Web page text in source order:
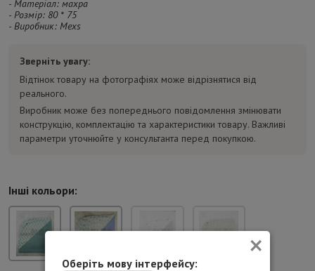
- Матеріал: махра
- Розмір: 80 * 75
- Виробник: Mexs
Зверніть увагу:
Відтінок товару на фотографіях може відрізнятися від
реального.
Виробник може без попереднього повідомлення змінювати
конструкцію, комплектацію та характеристики товару. Важливі
параметри уточнюйте у консультанта перед покупкою.
Інші кольори:
×
Оберіть мову інтерфейсу: